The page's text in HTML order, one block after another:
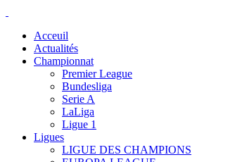
Acceuil
Actualités
Championnat
Premier League
Bundesliga
Serie A
LaLiga
Ligue 1
Ligues
LIGUE DES CHAMPIONS